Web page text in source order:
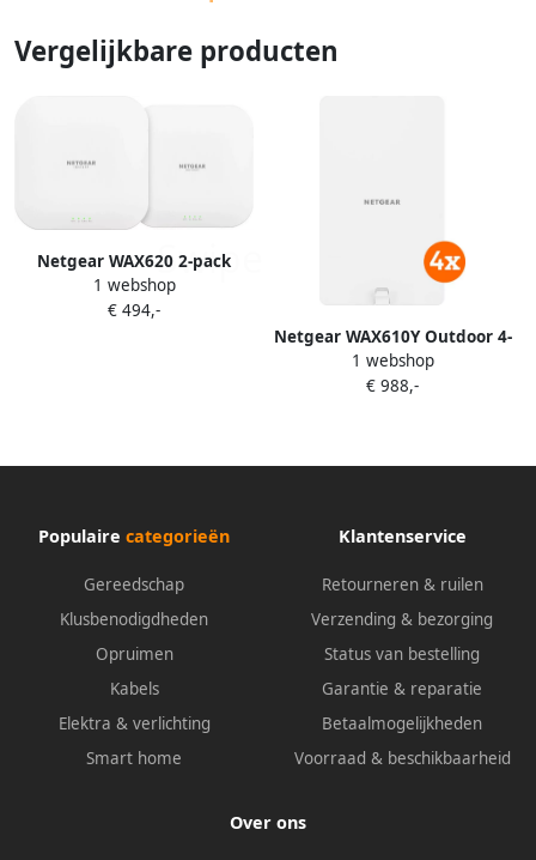
Vergelijkbare producten
Netgear WAX620 2-pack
1 webshop
€ 494,-
Netgear WAX610Y Outdoor 4-
pack
1 webshop
€ 988,-
Populaire categorieën
Gereedschap
Klusbenodigdheden
Opruimen
Kabels
Elektra & verlichting
Smart home
Klantenservice
Retourneren & ruilen
Verzending & bezorging
Status van bestelling
Garantie & reparatie
Betaalmogelijkheden
Voorraad & beschikbaarheid
Over ons